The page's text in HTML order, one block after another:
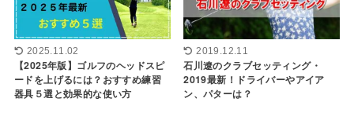
2025.11.02
【2025年版】ゴルフのヘッドスピ
ードを上げるには？おすすめ練習
器具５選と効果的な使い方
2019.12.11
石川遼のクラブセッティング・
2019最新！ドライバーやアイア
ン、パターは？